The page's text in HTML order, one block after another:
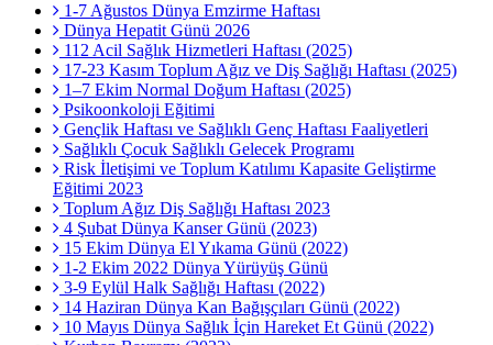
1-7 Ağustos Dünya Emzirme Haftası
Dünya Hepatit Günü 2026
112 Acil Sağlık Hizmetleri Haftası (2025)
17-23 Kasım Toplum Ağız ve Diş Sağlığı Haftası (2025)
1–7 Ekim Normal Doğum Haftası (2025)
Psikoonkoloji Eğitimi
Gençlik Haftası ve Sağlıklı Genç Haftası Faaliyetleri
Sağlıklı Çocuk Sağlıklı Gelecek Programı
Risk İletişimi ve Toplum Katılımı Kapasite Geliştirme
Eğitimi 2023
Toplum Ağız Diş Sağlığı Haftası 2023
4 Şubat Dünya Kanser Günü (2023)
15 Ekim Dünya El Yıkama Günü (2022)
1-2 Ekim 2022 Dünya Yürüyüş Günü
3-9 Eylül Halk Sağlığı Haftası (2022)
14 Haziran Dünya Kan Bağışçıları Günü (2022)
10 Mayıs Dünya Sağlık İçin Hareket Et Günü (2022)